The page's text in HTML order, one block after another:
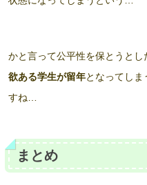
かと言って公平性を保とうと
欲ある学生が留年となってし
すね…
まとめ